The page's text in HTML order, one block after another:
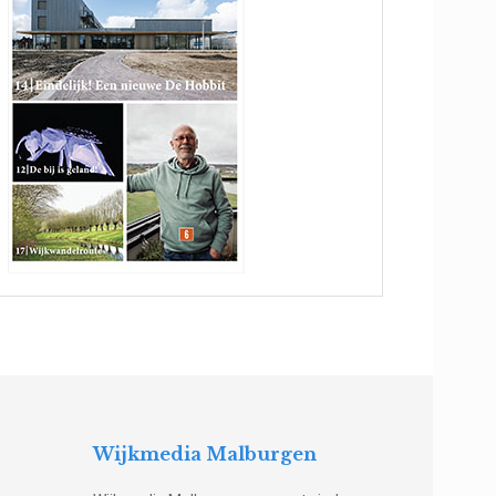
Wijkmedia Malburgen